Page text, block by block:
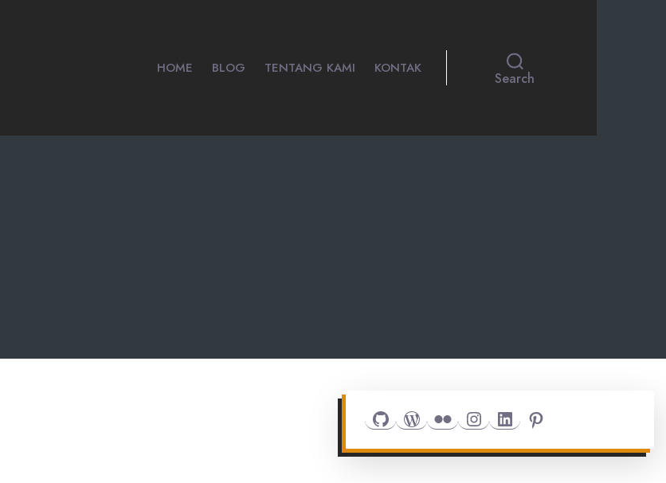
HOME BLOG TENTANG KAMI KONTAK
Search
GithubWordPress
FlickrInstagram
LinkedInPinterest